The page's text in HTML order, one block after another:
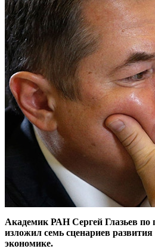
Академик РАН Сергей Глазьев по
изложил семь сценариев
экономике.